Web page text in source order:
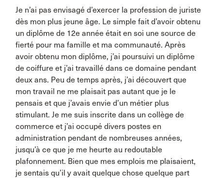
Je n’ai pas envisagé d’exercer la profession de juriste
dès mon plus jeune âge. Le simple fait d’avoir obtenu
un diplôme de 12e année était en soi une source de
fierté pour ma famille et ma communauté. Après
avoir obtenu mon diplôme, j’ai poursuivi un diplôme
de coiffure et j’ai travaillé dans ce domaine pendant
deux ans. Peu de temps après, j’ai découvert que
mon travail ne me plaisait pas autant que je le
pensais et que j’avais envie d’un métier plus
stimulant. Je me suis inscrite dans un collège de
commerce et j’ai occupé divers postes en
administration pendant de nombreuses années,
jusqu’à ce que je me heurte au redoutable
plafonnement. Bien que mes emplois me plaisaient,
je sentais qu’il y avait quelque chose quelque part